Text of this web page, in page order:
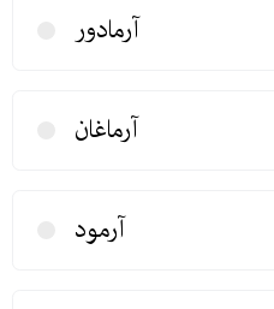
آرمادور
آرماغان
آرمود